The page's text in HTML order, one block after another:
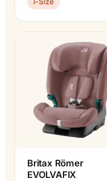
Britax Römer
EVOLVAFIX